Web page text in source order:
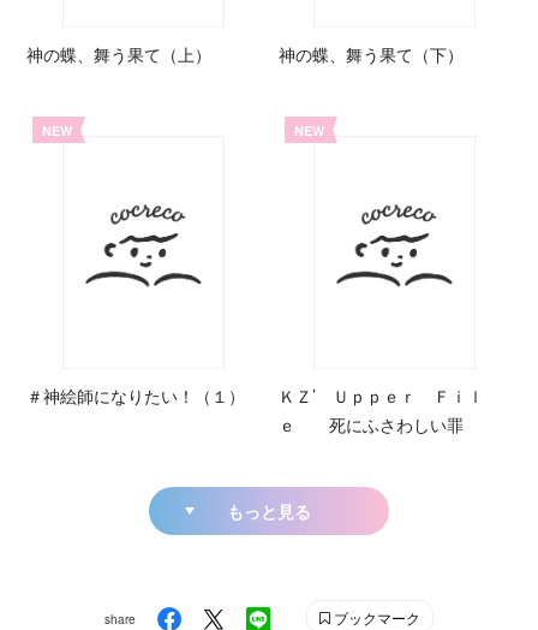
神の蝶、舞う果て（上） 神の蝶、舞う果て（下）
NEW
＃神絵師になりたい！（１）
NEW
ＫＺ’ Ｕｐｐｅｒ Ｆｉｌ
ｅ 死にふさわしい罪
もっと見る
share ブックマーク